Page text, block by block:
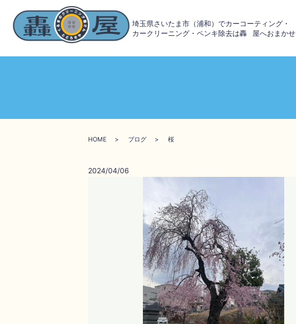
埼玉県さいたま市（浦和）でカーコーティング・
カークリーニング・ペンキ除去は轟屋へおまかせ
HOME ブログ 桜
2024/04/06